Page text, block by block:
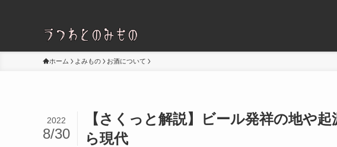
ホーム よみもの お酒について
【さくっと解説】ビール発祥の地や
ら現代
2022
8/30